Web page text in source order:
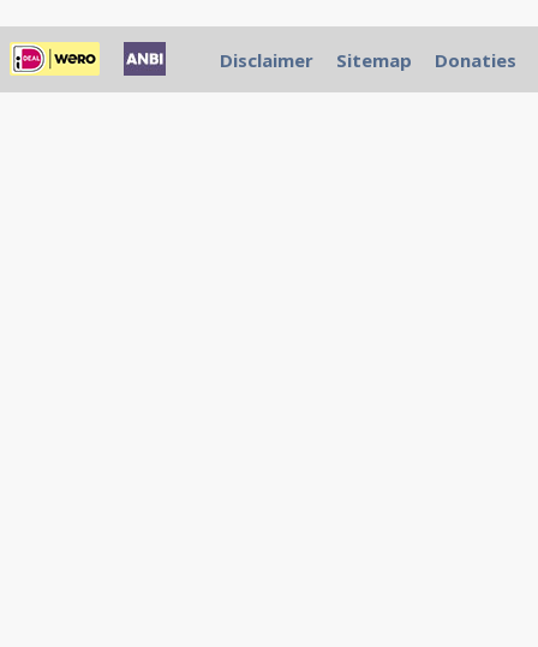
Disclaimer Sitemap Donaties